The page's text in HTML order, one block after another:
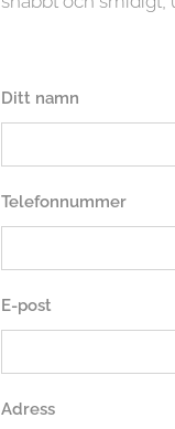
Ditt namn
Telefonnummer
E-post
Adress